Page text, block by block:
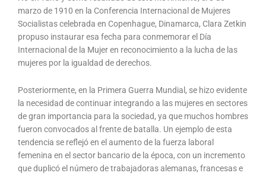
marzo de 1910 en la Conferencia Internacional de Mujeres
Socialistas celebrada en Copenhague, Dinamarca, Clara Zetkin
propuso instaurar esa fecha para conmemorar el Día
Internacional de la Mujer en reconocimiento a la lucha de las
mujeres por la igualdad de derechos.
Posteriormente, en la Primera Guerra Mundial, se hizo evidente
la necesidad de continuar integrando a las mujeres en sectores
de gran importancia para la sociedad, ya que muchos hombres
fueron convocados al frente de batalla. Un ejemplo de esta
tendencia se reflejó en el aumento de la fuerza laboral
femenina en el sector bancario de la época, con un incremento
que duplicó el número de trabajadoras alemanas, francesas e